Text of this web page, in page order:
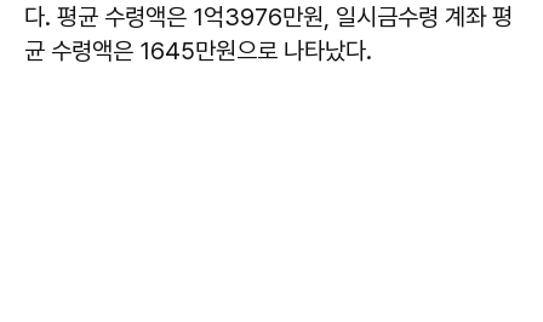
다. 평균 수령액은 1억3976만원, 일시금수령 계좌 평
균 수령액은 1645만원으로 나타났다.